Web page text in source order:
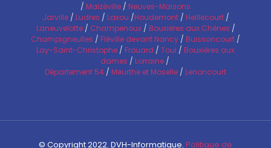
/ Malzéville / Neuves-Maisons
Jarville/ Ludres / Laxou /Houdemont/ Heillecourt/
Laneuvelotte/ Champenoux/ Bouxières aux Chênes /
Champigneulles / Fléville devant Nancy / Buissoncourt /
Lay-Saint-Christophe / Frouard / Toul / Bouxières aux
dames / Lorraine/
Département 54 / Meurthe et Moselle / Lenoncourt
© Copyright 2022. DVH-Informatique. Politique de